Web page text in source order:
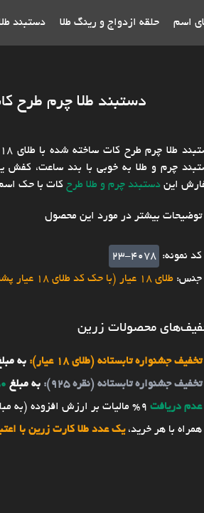
اسم حلقه ازدواج و رینگ طلا دستبند
دستبند طلا چرم طرح
چرم و طلا به خوبی با بند ساعت، کفش
این دستبند چرم و طلا طرح کات با حک اسم
توضیحات بیشتر در مورد این محصول
نمونه: 23-4078
طلای 18 عیار (با حک کد طلای 18 عیار پشت کار)
محصولات زرین
تخفیف جشنواره تابستانه (طلای 18 عیار): به
تخفیف جشنواره تابستانه (نقره 925): به مبلغ 50
عدم دریافت 9% مالیات بر ارزش افزوده (به مبلغ
با هر خرید،یک عدد طلا کارت زرین با اعتبار تا 70